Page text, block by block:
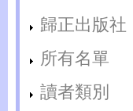
歸正出版社
所有名單
讀者類別